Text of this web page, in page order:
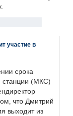
участие в
срока
станции (МКС)
что Дмитрий
выходит из